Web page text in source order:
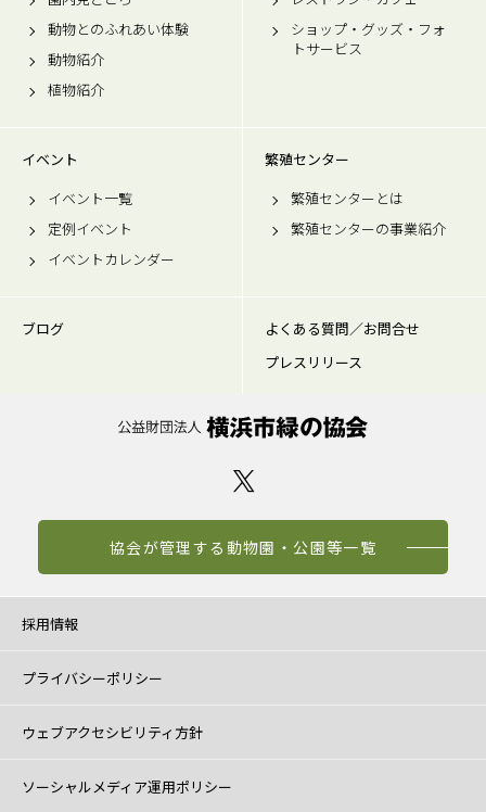
動物とのふれあい体験
動物紹介
植物紹介
ショップ・グッズ・フォ
トサービス
イベント
イベント一覧
定例イベント
イベントカレンダー
繁殖センター
繁殖センターとは
繁殖センターの事業紹介
ブログ
よくある質問／お問合せ
プレスリリース
協会が管理する動物園・公園等一覧
採用情報
プライバシーポリシー
ウェブアクセシビリティ方針
ソーシャルメディア運用ポリシー